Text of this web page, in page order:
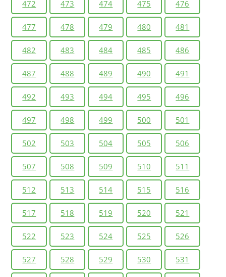
472 473 474 475 476
477 478 479 480 481
482 483 484 485 486
487 488 489 490 491
492 493 494 495 496
497 498 499 500 501
502 503 504 505 506
507 508 509 510 511
512 513 514 515 516
517 518 519 520 521
522 523 524 525 526
527 528 529 530 531